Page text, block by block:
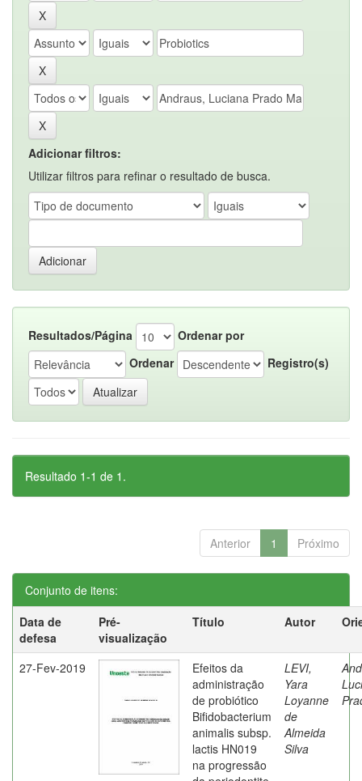
Adicionar filtros:
Utilizar filtros para refinar o resultado de busca.
Resultados/Página
Ordenar por
Ordenar
Registro(s)
Resultado 1-1 de 1.
Anterior 1 Próximo
Conjunto de itens:
Data de
defesa
Pré-
visualização
Título Autor
27-Fev-2019
Efeitos da
administração
de probiótico
Bifidobacterium
animalis subsp.
lactis HN019
na progressão
LEVI,
Yara
Loyanne
de
Almeida
Silva